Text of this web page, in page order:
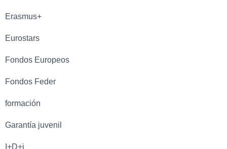
Erasmus+
Eurostars
Fondos Europeos
Fondos Feder
formación
Garantía juvenil
I+D+i